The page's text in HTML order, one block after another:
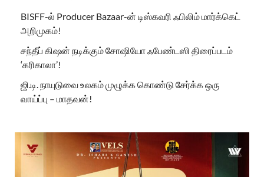
BISFF-ல் Producer Bazaar-ன் டிஸ்கவரி ஃபிலிம் மார்க்கெட்
அறிமுகம்!
சந்தீப் கிஷன் நடிக்கும் சோஷியோ ஃபேண்டஸி திரைப்படம்
‘கரிகாலா’!
ஜி.டி. நாயுடுவை உலகம் முழுக்க கொண்டு சேர்க்க ஒரு
வாய்ப்பு – மாதவன்!